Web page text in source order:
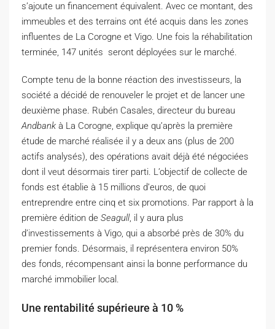
s’ajoute un financement équivalent. Avec ce montant, des
immeubles et des terrains ont été acquis dans les zones
influentes de La Corogne et Vigo. Une fois la réhabilitation
terminée, 147 unités seront déployées sur le marché.
Compte tenu de la bonne réaction des investisseurs, la
société a décidé de renouveler le projet et de lancer une
deuxième phase. Rubén Casales, directeur du bureau
Andbank à La Corogne, explique qu’après la première
étude de marché réalisée il y a deux ans (plus de 200
actifs analysés), des opérations avait déjà été négociées
dont il veut désormais tirer parti. L’objectif de collecte de
fonds est établie à 15 millions d’euros, de quoi
entreprendre entre cinq et six promotions. Par rapport à la
première édition de Seagull, il y aura plus
d’investissements à Vigo, qui a absorbé près de 30% du
premier fonds. Désormais, il représentera environ 50%
des fonds, récompensant ainsi la bonne performance du
marché immobilier local.
Une rentabilité supérieure à 10 %